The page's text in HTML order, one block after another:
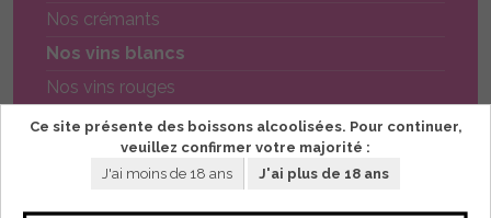
Nos crémants
Nos vins blancs
Nos vins rouges
Nos vins rosés
Les assortiments
Ce site présente des boissons alcoolisées. Pour continuer,
veuillez confirmer votre majorité :
J'ai moins de 18 ans
J'ai plus de 18 ans